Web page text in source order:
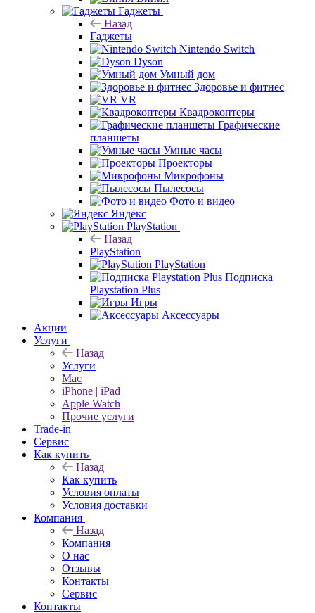
Гаджеты
Назад
Гаджеты
Nintendo Switch
Dyson
Умный дом
Здоровье и фитнес
VR
Квадрокоптеры
Графические
планшеты
Умные часы
Проекторы
Микрофоны
Пылесосы
Фото и видео
Яндекс
PlayStation
Назад
PlayStation
PlayStation
Подписка
Playstation Plus
Игры
Аксессуары
Акции
Услуги
Назад
Услуги
Mac
iPhone | iPad
Apple Watch
Прочие услуги
Trade-in
Сервис
Как купить
Назад
Как купить
Условия оплаты
Условия доставки
Компания
Назад
Компания
О нас
Отзывы
Контакты
Сервис
Контакты